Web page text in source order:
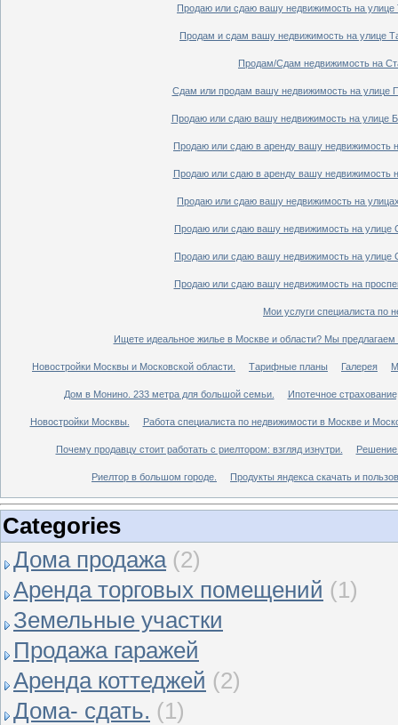
Продаю или сдаю вашу недвижимость на улице
Продам и сдам вашу недвижимость на улице
Продам/Сдам недвижимость на
Сдам или продам вашу недвижимость на улице
Продаю или сдаю вашу недвижимость на улице
Продаю или сдаю в аренду вашу недвижимость
Продаю или сдаю в аренду вашу недвижимость
Продаю или сдаю вашу недвижимость на
Продаю или сдаю вашу недвижимость на улице
Продаю или сдаю вашу недвижимость на улице
Продаю или сдаю вашу недвижимость на
Мои услуги специалиста по
Ищете идеальное жилье в Москве и области? Мы
Новостройки Москвы и Московской области. Тарифные планы Галерея
Дом в Монино. 233 метра для большой семьи. Ипотечное
Новостройки Москвы. Работа специалиста по недвижимости в Москве и
Почему продавцу стоит работать с риелтором: взгляд изнутри.
Риелтор в большом городе. Продукты яндекса скачать и
Categories
Дома продажа (2)
Аренда торговых помещений (1)
Земельные участки
Продажа гаражей
Аренда коттеджей (2)
Дома- сдать. (1)